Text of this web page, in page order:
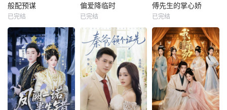
般配预谋
已完结
偏爱降临时
已完结
傅先生的掌心娇
已完结